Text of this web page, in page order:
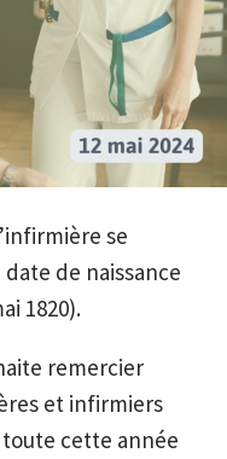
se
de naissance
1820).
remercier
et infirmiers
cette année